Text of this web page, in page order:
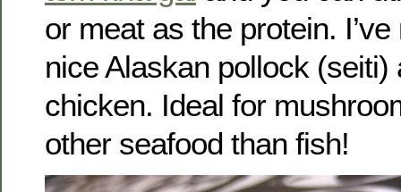
or meat as the protein.
nice Alaskan pollock (seiti)
chicken. Ideal for
other seafood than fish!